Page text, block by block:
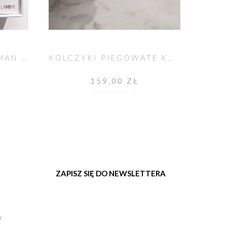
BRANSOLETKA TALIZMAN SELFLOVE Z RÓŻOWYM OPALEM KOLCZYKI PIEGOWATE KWARCE UNIKAT NO. 68
159,00 ZŁ
ZAPISZ SIĘ DO NEWSLETTERA